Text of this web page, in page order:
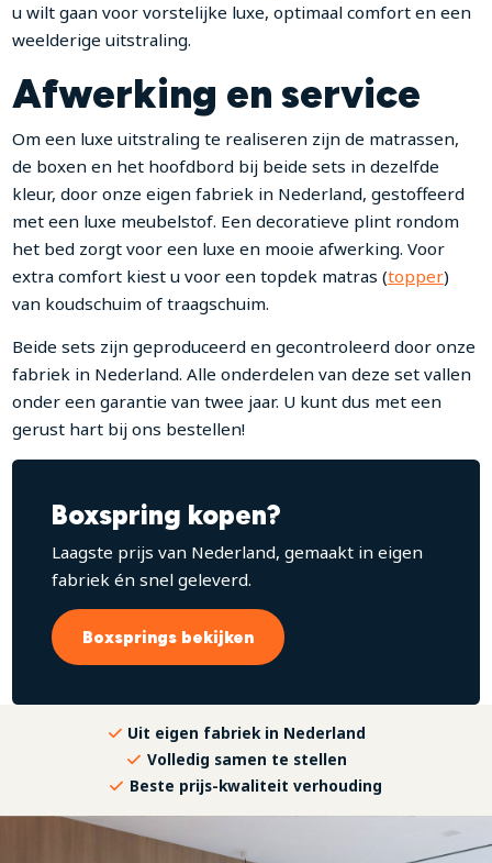
u wilt gaan voor vorstelijke luxe, optimaal comfort en een
weelderige uitstraling.
Afwerking en service
Om een luxe uitstraling te realiseren zijn de matrassen,
de boxen en het hoofdbord bij beide sets in dezelfde
kleur, door onze eigen fabriek in Nederland, gestoffeerd
met een luxe meubelstof. Een decoratieve plint rondom
het bed zorgt voor een luxe en mooie afwerking. Voor
extra comfort kiest u voor een topdek matras (topper)
van koudschuim of traagschuim.
Beide sets zijn geproduceerd en gecontroleerd door onze
fabriek in Nederland. Alle onderdelen van deze set vallen
onder een garantie van twee jaar. U kunt dus met een
gerust hart bij ons bestellen!
Boxspring kopen?
Laagste prijs van Nederland, gemaakt in eigen
fabriek én snel geleverd.
Boxsprings bekijken
Uit eigen fabriek in Nederland
Volledig samen te stellen
Beste prijs-kwaliteit verhouding